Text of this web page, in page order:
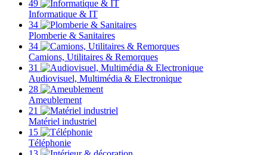
49
Informatique & IT
34
Plomberie & Sanitaires
34
Camions, Utilitaires & Remorques
31
Audiovisuel, Multimédia & Electronique
28
Ameublement
21
Matériel industriel
15
Téléphonie